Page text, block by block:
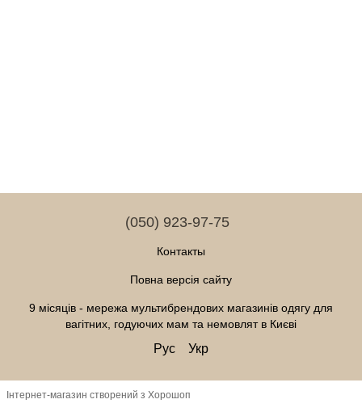
(050) 923-97-75
Контакты
Повна версія сайту
9 місяців - мережа мультибрендових магазинів одягу для
вагітних, годуючих мам та немовлят в Києві
Рус Укр
Інтернет-магазин створений з Хорошоп